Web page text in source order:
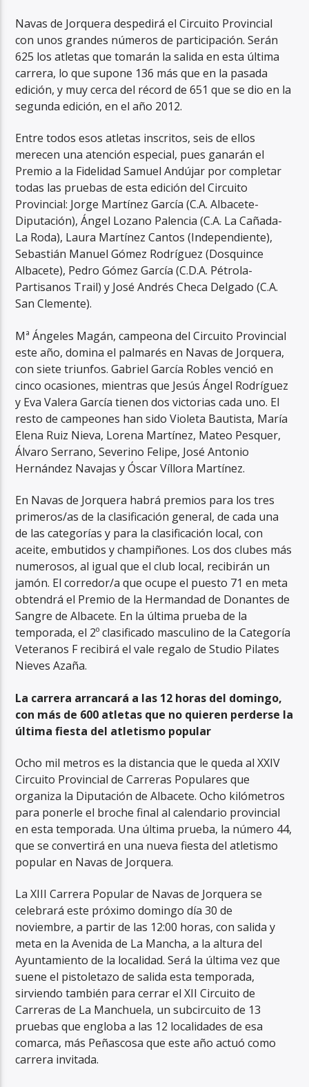
Navas de Jorquera despedirá el Circuito Provincial
con unos grandes números de participación. Serán
625 los atletas que tomarán la salida en esta última
carrera, lo que supone 136 más que en la pasada
edición, y muy cerca del récord de 651 que se dio en la
segunda edición, en el año 2012.
Entre todos esos atletas inscritos, seis de ellos
merecen una atención especial, pues ganarán el
Premio a la Fidelidad Samuel Andújar por completar
todas las pruebas de esta edición del Circuito
Provincial: Jorge Martínez García (C.A. Albacete-
Diputación), Ángel Lozano Palencia (C.A. La Cañada-
La Roda), Laura Martínez Cantos (Independiente),
Sebastián Manuel Gómez Rodríguez (Dosquince
Albacete), Pedro Gómez García (C.D.A. Pétrola-
Partisanos Trail) y José Andrés Checa Delgado (C.A.
San Clemente).
Mª Ángeles Magán, campeona del Circuito Provincial
este año, domina el palmarés en Navas de Jorquera,
con siete triunfos. Gabriel García Robles venció en
cinco ocasiones, mientras que Jesús Ángel Rodríguez
y Eva Valera García tienen dos victorias cada uno. El
resto de campeones han sido Violeta Bautista, María
Elena Ruiz Nieva, Lorena Martínez, Mateo Pesquer,
Álvaro Serrano, Severino Felipe, José Antonio
Hernández Navajas y Óscar Víllora Martínez.
En Navas de Jorquera habrá premios para los tres
primeros/as de la clasificación general, de cada una
de las categorías y para la clasificación local, con
aceite, embutidos y champiñones. Los dos clubes más
numerosos, al igual que el club local, recibirán un
jamón. El corredor/a que ocupe el puesto 71 en meta
obtendrá el Premio de la Hermandad de Donantes de
Sangre de Albacete. En la última prueba de la
temporada, el 2º clasificado masculino de la Categoría
Veteranos F recibirá el vale regalo de Studio Pilates
Nieves Azaña.
La carrera arrancará a las 12 horas del domingo,
con más de 600 atletas que no quieren perderse la
última fiesta del atletismo popular
Ocho mil metros es la distancia que le queda al XXIV
Circuito Provincial de Carreras Populares que
organiza la Diputación de Albacete. Ocho kilómetros
para ponerle el broche final al calendario provincial
en esta temporada. Una última prueba, la número 44,
que se convertirá en una nueva fiesta del atletismo
popular en Navas de Jorquera.
La XIII Carrera Popular de Navas de Jorquera se
celebrará este próximo domingo día 30 de
noviembre, a partir de las 12:00 horas, con salida y
meta en la Avenida de La Mancha, a la altura del
Ayuntamiento de la localidad. Será la última vez que
suene el pistoletazo de salida esta temporada,
sirviendo también para cerrar el XII Circuito de
Carreras de La Manchuela, un subcircuito de 13
pruebas que engloba a las 12 localidades de esa
comarca, más Peñascosa que este año actuó como
carrera invitada.